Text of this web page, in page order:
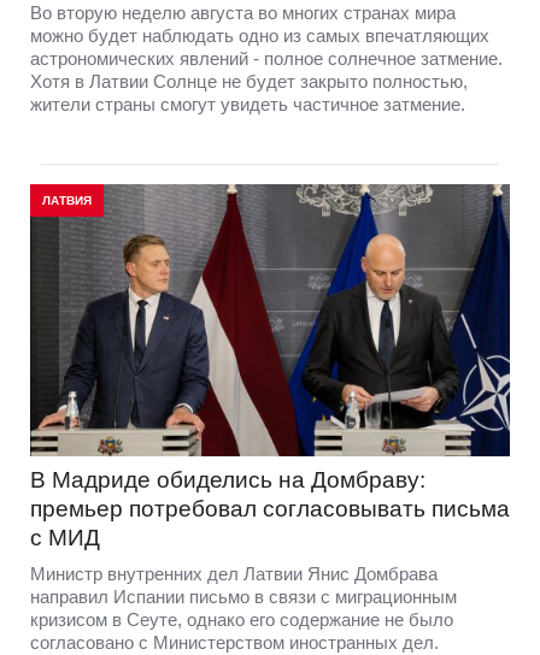
Во вторую неделю августа во многих странах мира
можно будет наблюдать одно из самых впечатляющих
астрономических явлений - полное солнечное затмение.
Хотя в Латвии Солнце не будет закрыто полностью,
жители страны смогут увидеть частичное затмение.
ЛАТВИЯ
В Мадриде обиделись на Домбраву:
премьер потребовал согласовывать письма
с МИД
Министр внутренних дел Латвии Янис Домбрава
направил Испании письмо в связи с миграционным
кризисом в Сеуте, однако его содержание не было
согласовано с Министерством иностранных дел.